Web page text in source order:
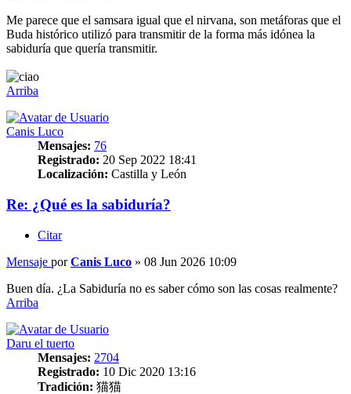
Me parece que el samsara igual que el nirvana, son metáforas que el
Buda histórico utilizó para transmitir de la forma más idónea la
sabiduría que quería transmitir.
Arriba
Canis Luco
Mensajes: 76
Registrado: 20 Sep 2022 18:41
Localización: Castilla y León
Re: ¿Qué es la sabiduría?
Citar
Mensaje porCanis Luco » 08 Jun 2026 10:09
Buen día. ¿La Sabiduría no es saber cómo son las cosas realmente?
Arriba
Daru el tuerto
Mensajes: 2704
Registrado: 10 Dic 2020 13:16
Tradición: 猫猫